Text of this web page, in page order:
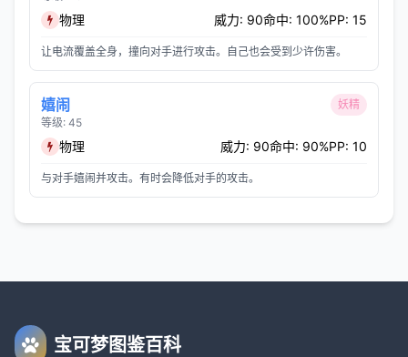
物理 威力: 90命中: 100%PP: 15
让电流覆盖全身，撞向对手进行攻击。自己也会受到少许伤害。
嬉闹
等级: 45
妖精
物理 威力: 90命中: 90%PP: 10
与对手嬉闹并攻击。有时会降低对手的攻击。
宝可梦图鉴百科